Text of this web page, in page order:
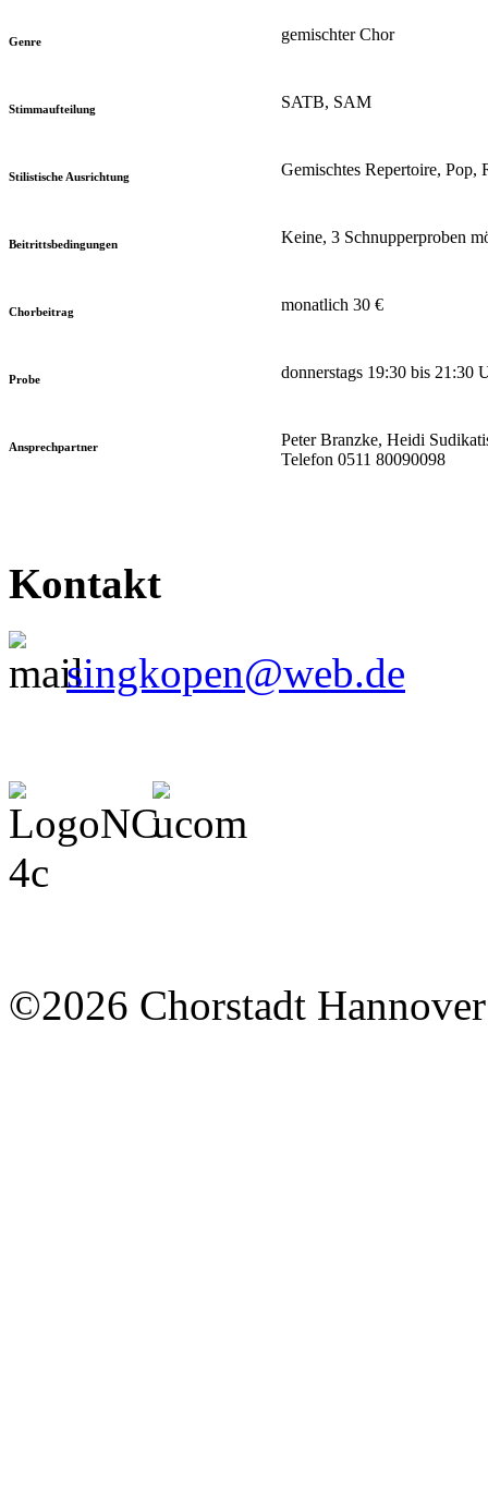
Genre gemischter Chor
Stimmaufteilung SATB, SAM
Stilistische Ausrichtung Gemischtes Repertoire, Pop,
Beitrittsbedingungen Keine, 3 Schnupperproben
Chorbeitrag monatlich 30 €
Probe donnerstags 19:30 bis 21:30
Ansprechpartner
Peter Branzke, Heidi
Telefon 0511 80090098
Kontakt
singkopen@web.de
©2026 Chorstadt Hannover